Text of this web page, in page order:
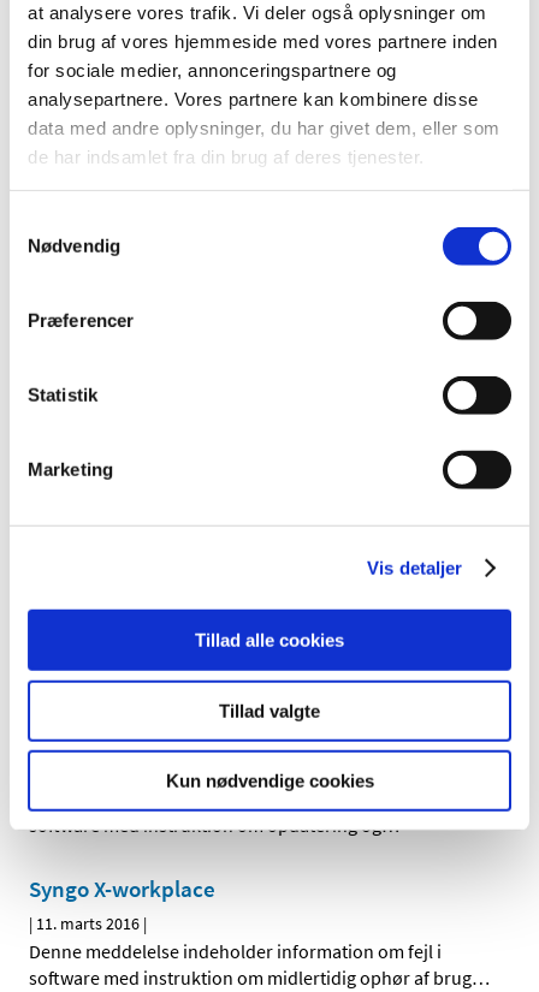
at analysere vores trafik. Vi deler også oplysninger om
din brug af vores hjemmeside med vores partnere inden
for sociale medier, annonceringspartnere og
analysepartnere. Vores partnere kan kombinere disse
data med andre oplysninger, du har givet dem, eller som
de har indsamlet fra din brug af deres tjenester.
Nødvendig
Præferencer
Statistik
Marketing
Vis detaljer
Tillad alle cookies
Tillad valgte
Kun nødvendige cookies
|7. september 2016|
Denne meddelelse indeholder information om
tilbagetrækning af udstyret.
Armeo®Spring
|23. marts 2016|
Denne meddelelse indeholder information om
|23. marts 2016
|18. marts 2016
opdatering af udstyrets vejledning.
Arctic Sun® Temperature Management System
Denne meddelelse indeholder information om
tilbagetrækning af udstyret.
AQURE system
Denne meddelelse indeholder information om fejl i
software med instruktion om opdatering og…
Syngo X-workplace
| 11. marts 2016 |
Denne meddelelse indeholder information om fejl i
software med instruktion om midlertidig ophør af brug…